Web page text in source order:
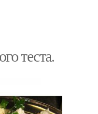
теста.